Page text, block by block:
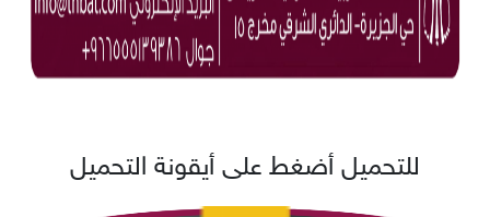
للتحميل أضغط على أيقونة التحميل